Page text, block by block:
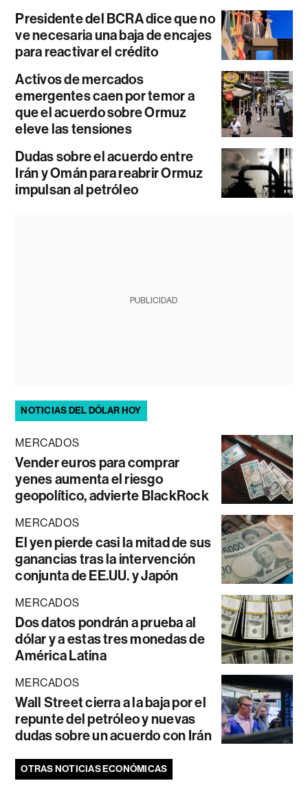
Presidente del BCRA dice que no
ve necesaria una baja de encajes
para reactivar el crédito
Activos de mercados
emergentes caen por temor a
que el acuerdo sobre Ormuz
eleve las tensiones
Dudas sobre el acuerdo entre
Irán y Omán para reabrir Ormuz
impulsan al petróleo
PUBLICIDAD
NOTICIAS DEL DÓLAR HOY
MERCADOS
Vender euros para comprar
yenes aumenta el riesgo
geopolítico, advierte BlackRock
MERCADOS
El yen pierde casi la mitad de sus
ganancias tras la intervención
conjunta de EE.UU. y Japón
MERCADOS
Dos datos pondrán a prueba al
dólar y a estas tres monedas de
América Latina
MERCADOS
Wall Street cierra a la baja por el
repunte del petróleo y nuevas
dudas sobre un acuerdo con Irán
OTRAS NOTICIAS ECONÓMICAS